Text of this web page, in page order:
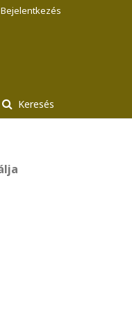
Keresés
Bejelentkezés